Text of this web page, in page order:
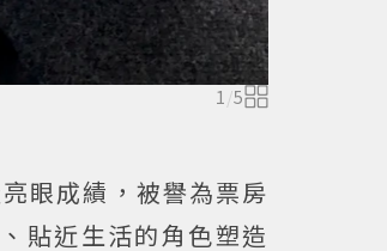
1 /5
眼成績，被譽為票房
貼近生活的角色塑造